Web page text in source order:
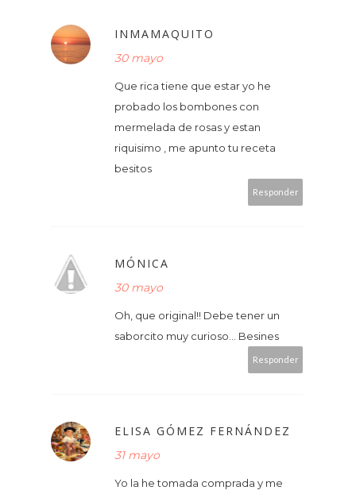
INMAMAQUITO
30 mayo
Que rica tiene que estar yo he
probado los bombones con
mermelada de rosas y estan
riquisimo , me apunto tu receta
besitos
Responder
MÓNICA
30 mayo
Oh, que original!! Debe tener un
saborcito muy curioso... Besines
Responder
ELISA GÓMEZ FERNÁNDEZ
31 mayo
Yo la he tomada comprada y me